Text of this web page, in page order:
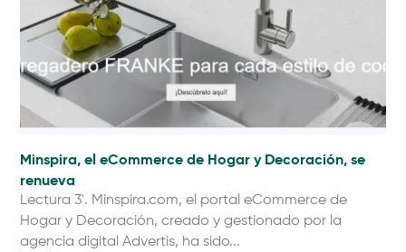
Minspira, el eCommerce de Hogar y Decoración, se
renueva
Lectura 3'. Minspira.com, el portal eCommerce de
Hogar y Decoración, creado y gestionado por la
agencia digital Advertis, ha sido...